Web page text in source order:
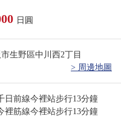
日圓
生野區中川西2丁目
> 周邊地圖
日前線今裡站步行13分鐘
裡筋線今裡站步行13分鐘